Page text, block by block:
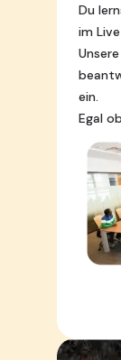
Du
im
ein.
Egal